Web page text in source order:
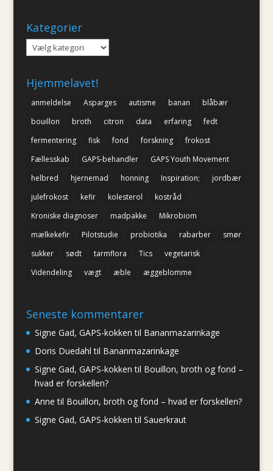
Kategorier
Kategorier
Hjemmelavet!
anmeldelse Asparges autisme banan
blåbær
bouillon
broth citron data erfaring
fedt
fermentering
fisk fond forskning
frokost
Fællesskab
GAPS-behandler
GAPS Youth Movement
helbred
hjernemad honning Inspiration;
jordbær
julefrokost
kefir kolesterol
kostråd
Kroniske diagnoser
madpakke
Mikrobiom
mælkekefir
Pilotstudie probiotika rabarber
smør
sukker
sødt tarmflora Tics
vegetarisk
Videndeling
vægt æble æggeblomme
Seneste kommentarer
Signe Gad, GAPS-kokken til Bananmazarinkage
Doris Duedahl til Bananmazarinkage
Signe Gad, GAPS-kokken til Bouillon, broth og fond –
hvad er forskellen?
Anne til Bouillon, broth og fond – hvad er forskellen?
Signe Gad, GAPS-kokken til Sauerkraut